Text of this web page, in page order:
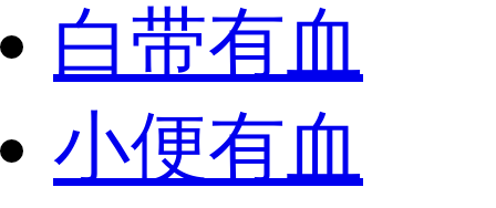
白带有血
小便有血